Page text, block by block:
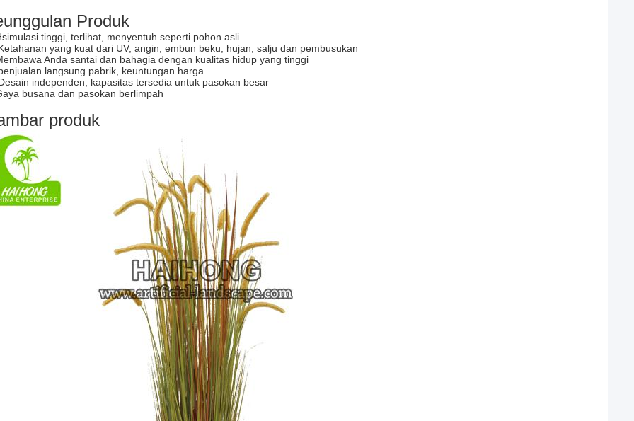
Produk
simulasi tinggi, terlihat, menyentuh seperti pohon asli
yang kuat dari UV, angin, embun beku, hujan, salju dan pembusukan
Anda santai dan bahagia dengan kualitas hidup yang tinggi
langsung pabrik, keuntungan harga
independen, kapasitas tersedia untuk pasokan besar
busana dan pasokan berlimpah
produk